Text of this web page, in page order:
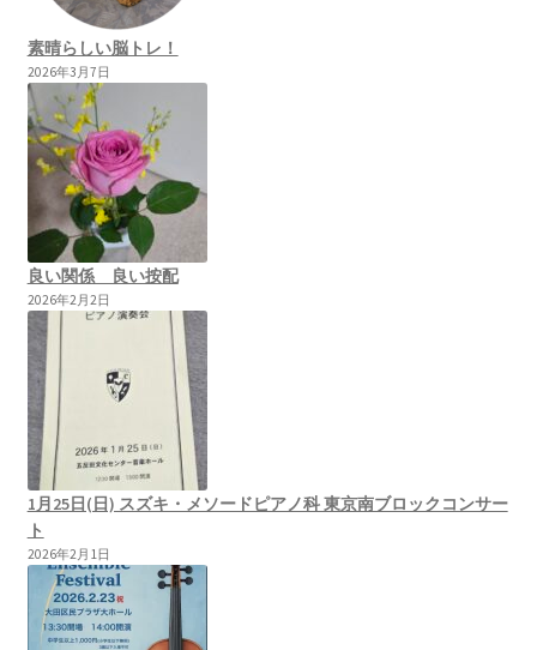
素晴らしい脳トレ！
2026年3月7日
良い関係 良い按配
2026年2月2日
1月25日(日) スズキ・メソードピアノ科 東京南ブロックコンサー
ト
2026年2月1日